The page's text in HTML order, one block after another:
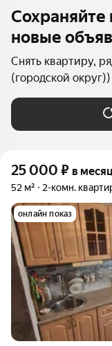
Сохраняйте
новые
Снять квартиру,
(городской округ))
25 000 ₽ в
52 м² 2-комн.
онлайн показ